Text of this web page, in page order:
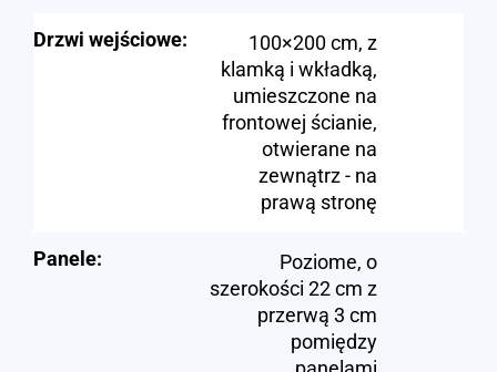
Drzwi wejściowe:
100×200 cm, z
klamką i wkładką,
umieszczone na
frontowej ścianie,
otwierane na
zewnątrz - na
prawą stronę
Panele:
Poziome, o
szerokości 22 cm z
przerwą 3 cm
pomiędzy